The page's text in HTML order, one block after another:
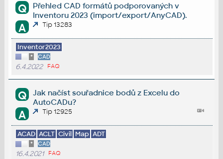
Q
Přehled CAD formátů podporovaných v
Inventoru 2023 (import/export/AnyCAD).
A Tip 13283
Inventor2023
* CAD
6.4.2022 FAQ
Q
Jak načíst souřadnice bodů z Excelu do
AutoCADu?
A Tip 12925
ACAD ACLT Civil Map ADT
* CAD
16.4.2021 FAQ